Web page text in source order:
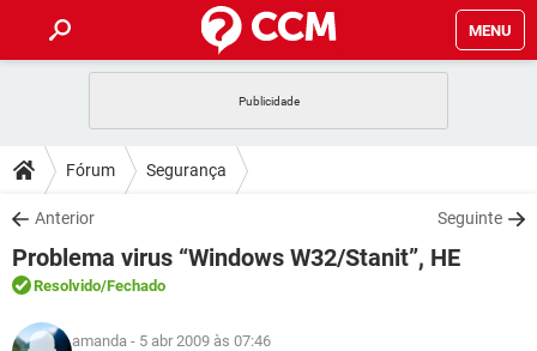
MENU
CELULAR
OUTLOOK
INSTAGRAM GMAIL
GUIA DE COMPRAS
DICAS
JOGOS
OUTLOOK
INSTAGRAM
DOWNLOADS
JOGOS WHATSAPP
CELULAR
OUTLOOK
FÓRUM
JOGOS
GLOSSÁRIO
Fórum Segurança
Anterior Seguinte
Problema virus “Windows W32/Stanit”, HE
Resolvido/Fechado
amanda - 5 abr 2009 às 07:46